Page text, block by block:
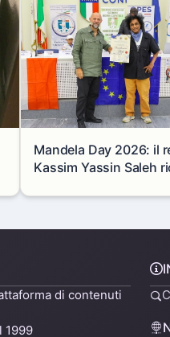
Mandela Day 2026: il
Kassim Yassin Saleh
di contenuti
1999